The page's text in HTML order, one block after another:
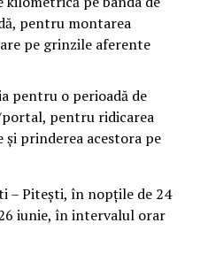
pentru montarea
pe grinzile aferente
pentru o perioadă de
pentru ridicarea
prinderea acestora pe
– Pitești, în nopțile de 24
iunie, în intervalul orar